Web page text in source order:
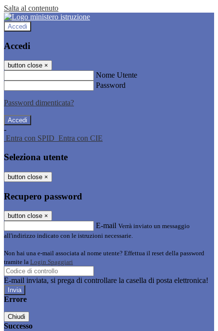
Salta al contenuto
Accedi
Accedi
button close ×
Nome Utente
Password
Password dimenticata?
-
Entra con SPID Entra con CIE
Seleziona utente
button close ×
Recupero password
button close ×
E-mail Verrà inviato un messaggio
all'indirizzo indicato con le istruzioni necessarie.
Non hai una e-mail associata al nome utente? Effettua il reset della password
tramite la Login Spaggiari
E-mail inviata, si prega di controllare la casella di posta elettronica!
Errore
Chiudi
Successo